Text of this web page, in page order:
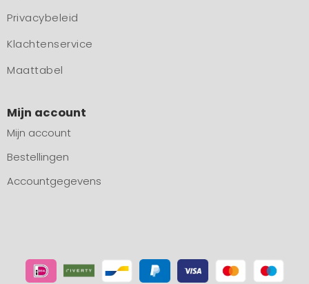
Privacybeleid
Klachtenservice
Maattabel
Mijn account
Mijn account
Bestellingen
Accountgegevens